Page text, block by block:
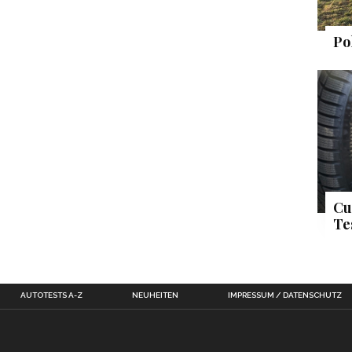
AUTOTESTS A-Z NEUHEITEN IMPRESSUM / DATENSCHUTZ